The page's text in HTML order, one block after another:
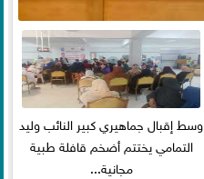
وسط إقبال جماهيري كبير النائب وليد
التمامي يختتم أضخم قافلة طبية
مجانية...